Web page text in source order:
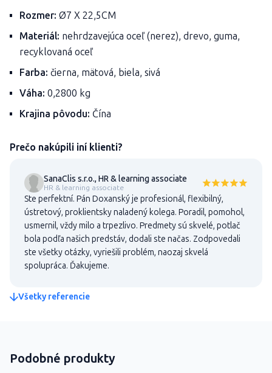
Rozmer: Ø7 X 22,5CM
Materiál: nehrdzavejúca oceľ (nerez), drevo, guma,
recyklovaná oceľ
Farba: čierna, mätová, biela, sivá
Váha: 0,2800 kg
Krajina pôvodu: Čína
Prečo nakúpili iní klienti?
SanaClis s.r.o., HR & learning associate
HR & learning associate
Ste perfektní. Pán Doxanský je profesionál, flexibilný,
ústretový, proklientsky naladený kolega. Poradil, pomohol,
usmernil, vždy milo a trpezlivo. Predmety sú skvelé, potlač
bola podľa našich predstáv, dodali ste načas. Zodpovedali
ste všetky otázky, vyriešili problém, naozaj skvelá
spolupráca. Ďakujeme.
Všetky referencie
Podobné produkty